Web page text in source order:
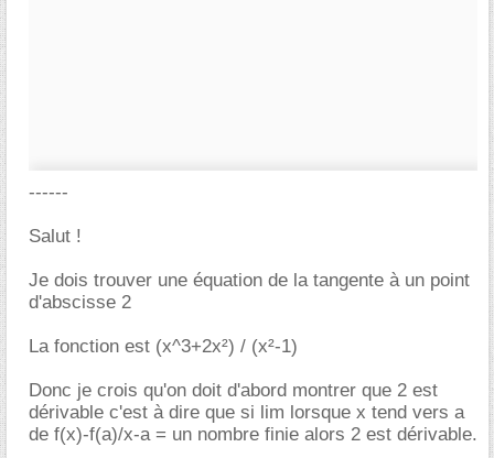
------
Salut !
Je dois trouver une équation de la tangente à un point
d'abscisse 2
La fonction est (x^3+2x²) / (x²-1)
Donc je crois qu'on doit d'abord montrer que 2 est
dérivable c'est à dire que si lim lorsque x tend vers a
de f(x)-f(a)/x-a = un nombre finie alors 2 est dérivable.